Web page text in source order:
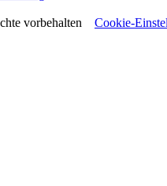
vorbehalten Cookie-